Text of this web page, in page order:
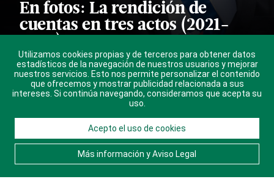
En fotos: La rendición de
cuentas en tres actos (2021-
La pandemia del covid-19 marcó su primer
discurso, en el que anunció también la
construcción de la verja fronteriza y las
relaciones con Haití. La economía y la
reforma institucional marcaron los
discursos del 2022 y 2023.
Utilizamos cookies propias y de terceros para obtener datos
estadísticos de la navegación de nuestros usuarios y mejorar
nuestros servicios. Esto nos permite personalizar el contenido
que ofrecemos y mostrar publicidad relacionada a sus
intereses. Si continúa navegando, consideramos que acepta su
uso.
Acepto el uso de cookies
Más información y Aviso Legal